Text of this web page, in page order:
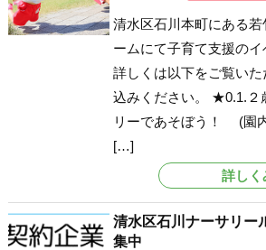
清水区石川本町にある
ームにて子育て支援のイ
詳しくは以下をご覧い
込みください。 ★0.1.２
リーであそぼう！ (園
[…]
詳しく
清水区石川ナーサリ
集中